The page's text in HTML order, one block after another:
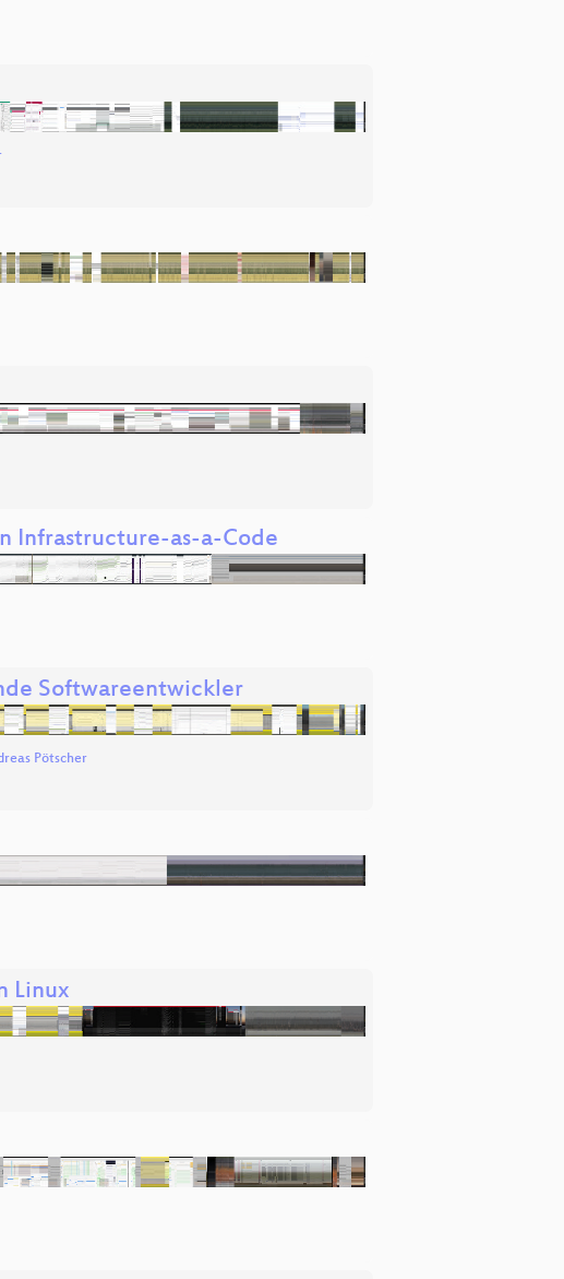
Infrastructure-as-a-Code
Softwareentwickler
Pötscher
Linux